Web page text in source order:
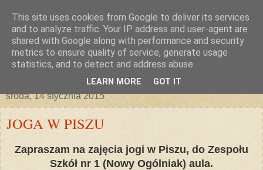
środa, 14 stycznia 2015
JOGA W PISZU
Zapraszam na zajęcia jogi w Piszu, do Zespołu
Szkół nr 1 (Nowy Ogólniak) aula.
This site uses cookies from Google to deliver its services
and to analyze traffic. Your IP address and user-agent are
shared with Google along with performance and security
metrics to ensure quality of service, generate usage
statistics, and to detect and address abuse.
LEARN MORE GOT IT